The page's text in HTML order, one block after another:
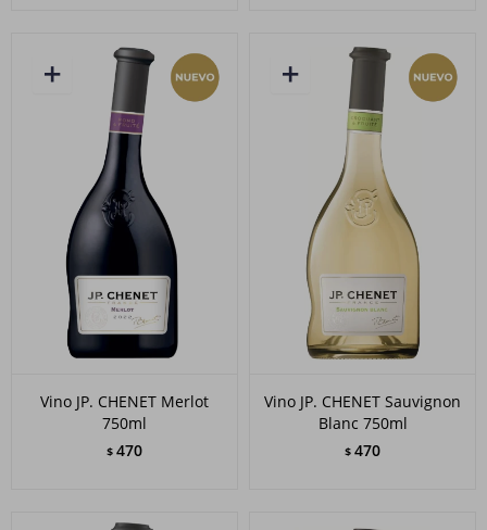
Vino JP. CHENET Merlot
750ml
$ 470
Vino JP. CHENET Sauvignon
Blanc 750ml
$ 470